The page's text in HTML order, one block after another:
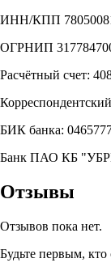
ИНН/КПП
ОГРНИП
Расчётный счет:
БИК банка:
Банк ПАО КБ
Отзывы
Отзывов пока нет.
Будьте первым,